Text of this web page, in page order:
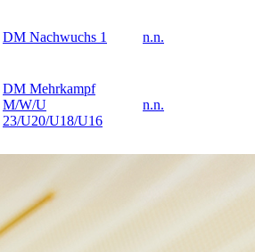
DM Nachwuchs 1 n.n.
DM Mehrkampf
M/W/U
23/U20/U18/U16
n.n.